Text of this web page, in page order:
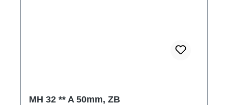
MH 32 ** A 50mm, ZB